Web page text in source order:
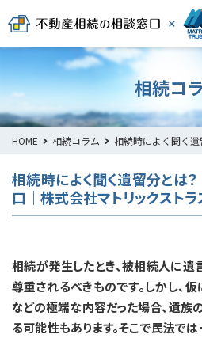
相続コ
HOME 相続コラム 相続時によく聞く
相続時によく聞く遺留分とは
口｜株式会社マトリックストラ
相続が発生したとき、被相続人に遺
尊重されるべきものです。しかし、
などの極端な内容だった場合、遺族
る可能性もあります。そこで民法で